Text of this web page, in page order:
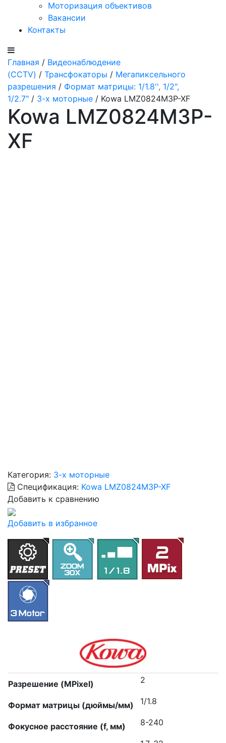
Моторизация объективов
Вакансии
Контакты
Главная / Видеонаблюдение
(CCTV) / Трансфокаторы / Мегапиксельного
разрешения / Формат матрицы: 1/1.8'', 1/2",
1/2.7" / 3-х моторные / Kowa LMZ0824M3P-XF
Kowa LMZ0824M3P-
XF
Категория: 3-х моторные
Спецификация: Kowa LMZ0824M3P-XF
Добавить к сравнению
Добавить в избранное
Разрешение (MPixel) 2
Формат матрицы (дюймы/мм) 1/1.8
Фокусное расстояние (f, мм) 8-240